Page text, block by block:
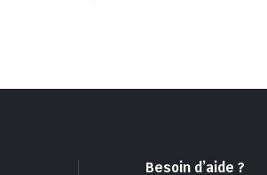
Besoin d’aide ?